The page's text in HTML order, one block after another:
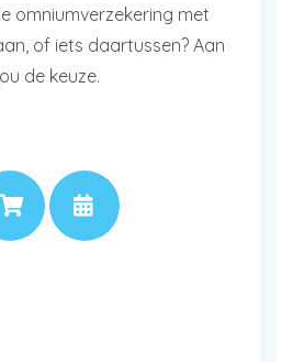
omniumverzekering met
of iets daartussen? Aan
de keuze.
PRIJS